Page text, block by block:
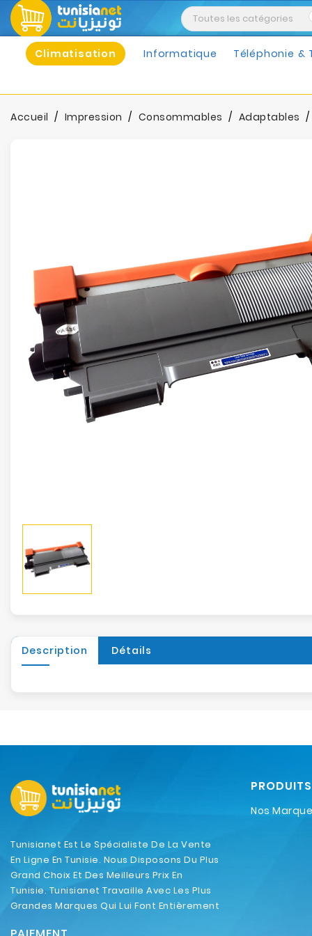
Climatisation Informatique Téléphonie &
Accueil Impression Consommables Adaptables
Description Détails
Tunisianet Est Le Spécialiste De La Vente
En Ligne En Tunisie. Nous Disposons Du Plus
Grand Choix Et Des Meilleurs Prix En
Tunisie. Tunisianet Travaille Avec Les Plus
Grandes Marques Qui Lui Font Entièrement
PRODUITS
Nos